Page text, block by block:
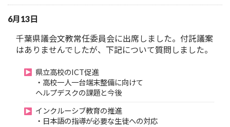
6月13日
千葉県議会文教常任委員会に出席しました。付託議案
はありませんでしたが、下記について質問しました。
県立高校のICT促進
・高校一人一台端末整備に向けて
ヘルプデスクの課題と今後
インクルーシブ教育の推進
・日本語の指導が必要な生徒への対応